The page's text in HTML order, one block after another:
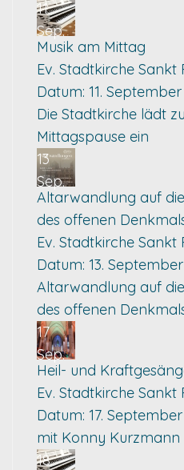
11
Sep.
Musik am Mittag
Ev. Stadtkirche Sankt
Datum: 11.
Die Stadtkirche lädt
Mittagspause ein
13
Sep.
Altarwandlung auf
des offenen
Ev. Stadtkirche Sankt
Datum: 13.
Altarwandlung auf
des offenen
17
Sep.
Heil- und
Ev. Stadtkirche Sankt
Datum: 17.
mit Konny Kurzmann
18